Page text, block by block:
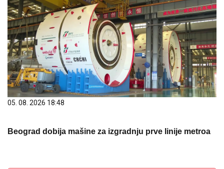
05. 08. 2026 18:48
Beograd dobija mašine za izgradnju prve linije metroa